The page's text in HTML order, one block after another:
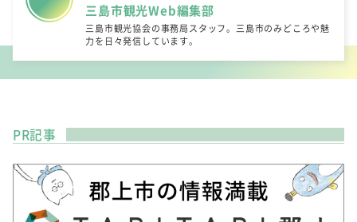
三島市観光Web編集部
三島市観光協会の事務局スタッフ。三島市のみどころや魅
力を日々発信しています。
PR記事